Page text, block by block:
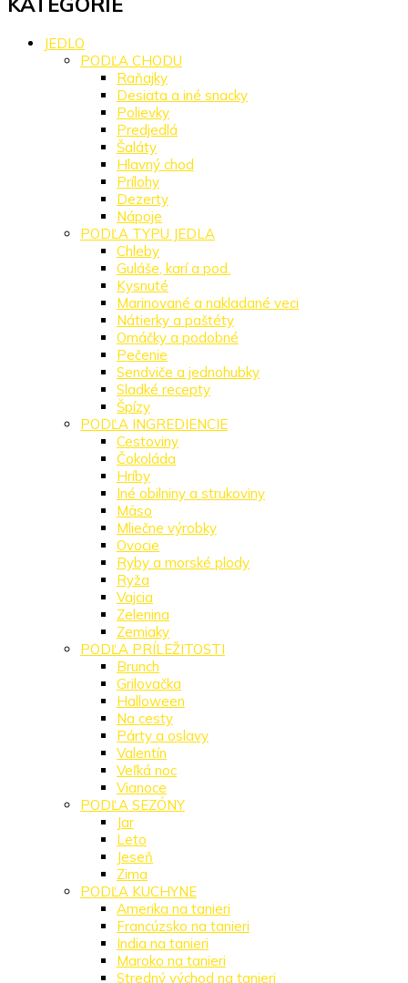
JEDLO
PODĽA CHODU
Raňajky
Desiata a iné snacky
Polievky
Predjedlá
Šaláty
Hlavný chod
Prílohy
Dezerty
Nápoje
PODĽA TYPU JEDLA
Chleby
Guláše, karí a pod.
Kysnuté
Marinované a nakladané veci
Nátierky a paštéty
Omáčky a podobné
Pečenie
Sendviče a jednohubky
Sladké recepty
Špízy
PODĽA INGREDIENCIE
Cestoviny
Čokoláda
Hríby
Iné obilniny a strukoviny
Mäso
Mliečne výrobky
Ovocie
Ryby a morské plody
Ryža
Vajcia
Zelenina
Zemiaky
PODĽA PRÍLEŽITOSTI
Brunch
Grilovačka
Halloween
Na cesty
Párty a oslavy
Valentín
Veľká noc
Vianoce
PODĽA SEZÓNY
Jar
Leto
Jeseň
Zima
PODĽA KUCHYNE
Amerika na tanieri
Francúzsko na tanieri
India na tanieri
Maroko na tanieri
Stredný východ na tanieri